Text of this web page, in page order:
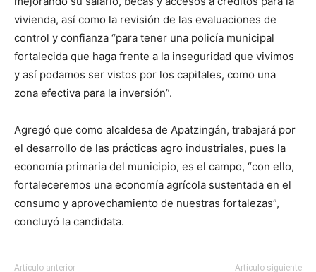
vivienda, así como la revisión de las evaluaciones de
control y confianza “para tener una policía municipal
fortalecida que haga frente a la inseguridad que vivimos
y así podamos ser vistos por los capitales, como una
zona efectiva para la inversión”.
Agregó que como alcaldesa de Apatzingán, trabajará por
el desarrollo de las prácticas agro industriales, pues la
economía primaria del municipio, es el campo, “con ello,
fortaleceremos una economía agrícola sustentada en el
consumo y aprovechamiento de nuestras fortalezas”,
concluyó la candidata.
Artículo anterior Artículo siguiente